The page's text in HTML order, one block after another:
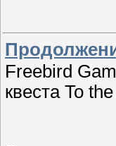
Freebird
квеста To